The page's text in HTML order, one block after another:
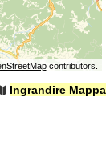
contributors.
Ingrandire Mappa